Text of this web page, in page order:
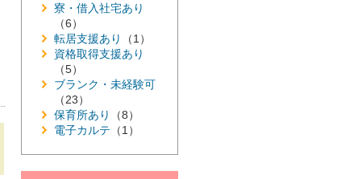
寮・借入社宅あり
（6）
転居支援あり
（1）
資格取得支援あり
（5）
ブランク・未経験可
（23）
保育所あり
（8）
電子カルテ （1）